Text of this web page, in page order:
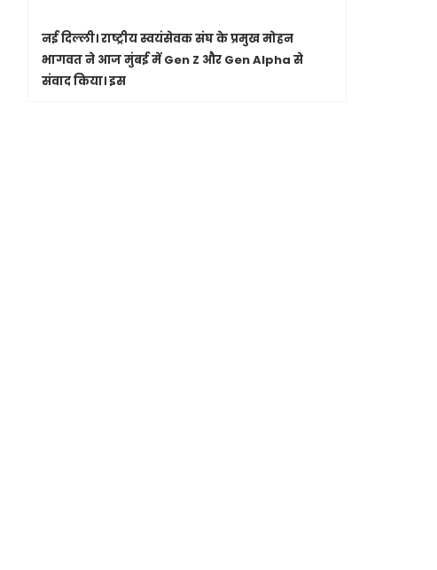
नई दिल्ली।राष्ट्रीय स्वयंसेवक संघ के प्रमुख मोहन
भागवत ने आज मुंबई में Gen Z और Gen Alpha से
संवाद किया। इस